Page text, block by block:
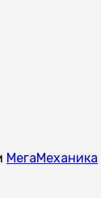
МегаМеханика